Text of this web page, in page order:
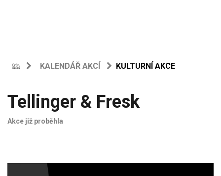
KALENDÁŘ AKCÍ KULTURNÍ AKCE
Tellinger & Fresk
Akce již proběhla